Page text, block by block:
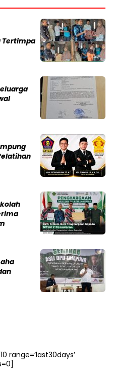
Tertimpa
range=’last30days’